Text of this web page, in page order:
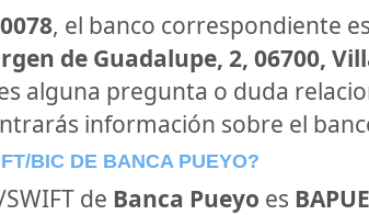
0078, el banco correspondiente es
de Guadalupe, 2, 06700,
alguna pregunta o duda
información sobre el
BIC DE BANCA PUEYO?
de Banca Pueyo es